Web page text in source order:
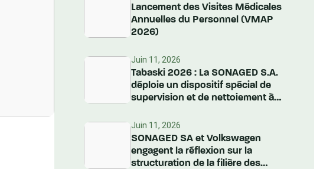
Lancement des Visites Médicales
Annuelles du Personnel (VMAP
2026)
Juin 11, 2026
Tabaski 2026 : La SONAGED S.A.
déploie un dispositif spécial de
supervision et de nettoiement à
Juin 11, 2026
SONAGED SA et Volkswagen
engagent la réflexion sur la
structuration de la filière des